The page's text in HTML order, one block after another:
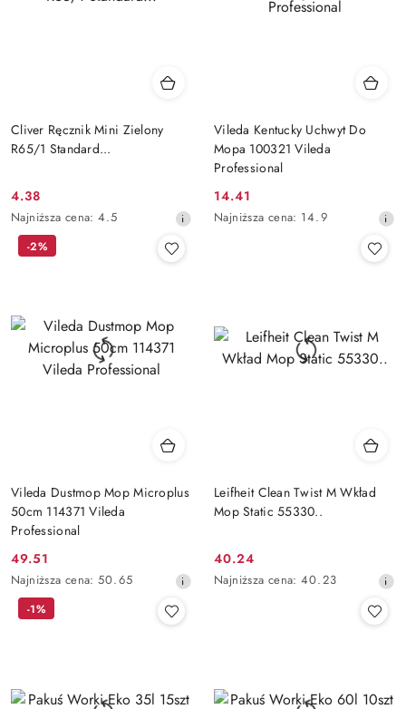
Cliver Ręcznik Mini Zielony
R65/1 Standard...
Cena
promocyjna:
4.38
Najniższa
cena
obniżką
Najniższa cena: 4.5
Vileda Kentucky Uchwyt Do
Mopa 100321 Vileda
Professional
Cena
promocyjna:
14.41
Najniższa
Najniższa cena: 14.9
Vileda Dustmop Mop Microplus
50cm 114371 Vileda
Professional
Cena
promocyjna:
49.51
Najniższa
cena
Najniższa cena: 50.65
-2%
Leifheit Clean Twist M Wkład
Mop Static 55330..
Cena
promocyjna:
40.24
Najniższa
Najniższa cena: 40.23
-1%